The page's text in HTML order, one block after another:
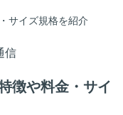
サイズ規格を紹介
信
徴や料金・サイ